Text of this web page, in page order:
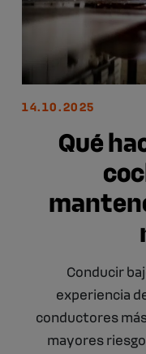
14.10.2025
Qué
Conducir
experiencia
conductores
mayores